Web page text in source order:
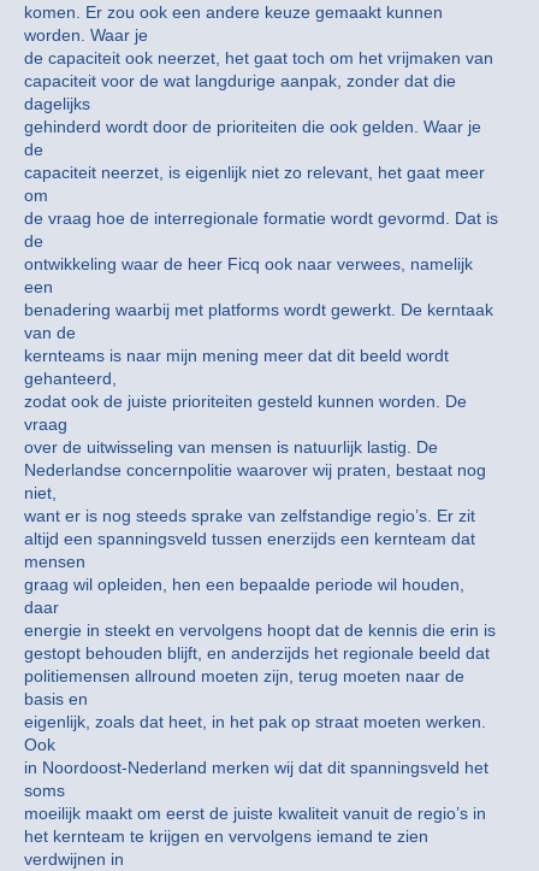
komen. Er zou ook een andere keuze gemaakt kunnen
worden. Waar je
de capaciteit ook neerzet, het gaat toch om het vrijmaken van
capaciteit voor de wat langdurige aanpak, zonder dat die
dagelijks
gehinderd wordt door de prioriteiten die ook gelden. Waar je
de
capaciteit neerzet, is eigenlijk niet zo relevant, het gaat meer
om
de vraag hoe de interregionale formatie wordt gevormd. Dat is
de
ontwikkeling waar de heer Ficq ook naar verwees, namelijk
een
benadering waarbij met platforms wordt gewerkt. De kerntaak
van de
kernteams is naar mijn mening meer dat dit beeld wordt
gehanteerd,
zodat ook de juiste prioriteiten gesteld kunnen worden. De
vraag
over de uitwisseling van mensen is natuurlijk lastig. De
Nederlandse concernpolitie waarover wij praten, bestaat nog
niet,
want er is nog steeds sprake van zelfstandige regio’s. Er zit
altijd een spanningsveld tussen enerzijds een kernteam dat
mensen
graag wil opleiden, hen een bepaalde periode wil houden,
daar
energie in steekt en vervolgens hoopt dat de kennis die erin is
gestopt behouden blijft, en anderzijds het regionale beeld dat
politiemensen allround moeten zijn, terug moeten naar de
basis en
eigenlijk, zoals dat heet, in het pak op straat moeten werken.
Ook
in Noordoost-Nederland merken wij dat dit spanningsveld het
soms
moeilijk maakt om eerst de juiste kwaliteit vanuit de regio’s in
het kernteam te krijgen en vervolgens iemand te zien
verdwijnen in